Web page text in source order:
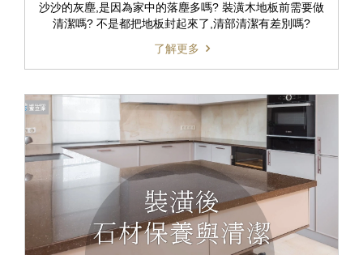
沙沙的灰塵,是因為家中的落塵多嗎? 裝潢木地板前需要做
清潔嗎? 不是都把地板封起來了,清部清潔有差別嗎?
了解更多